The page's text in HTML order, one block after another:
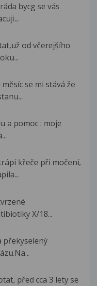
bycg se vás
od včerejšího
se mi stává že
a pomoc : moje
křeče při močení,
X/18...
překyselený
před cca 3 lety se